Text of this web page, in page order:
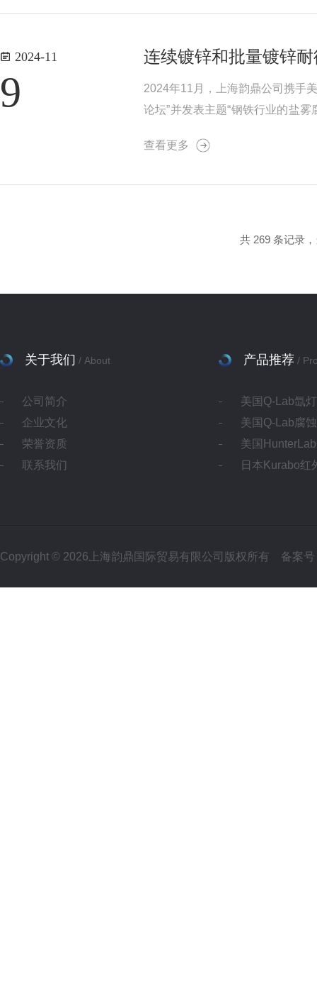
2024-11
9
连续镀锌和批量镀锌
2024年11月，上海韵鼎公司携手
论坛”并发表主题“钢铁行业的盐
间的关系、，传...
查看更多
共 269 条记录
关于我们 / About
公司简介
企业文化
荣誉资质
联系我们
产品推荐 /
美国Q-Lab氙
美国Q-Lab腐
美国
日本Kurabo红
Copyright © 2026上海韵鼎国际贸易有限公司版权所有 备案